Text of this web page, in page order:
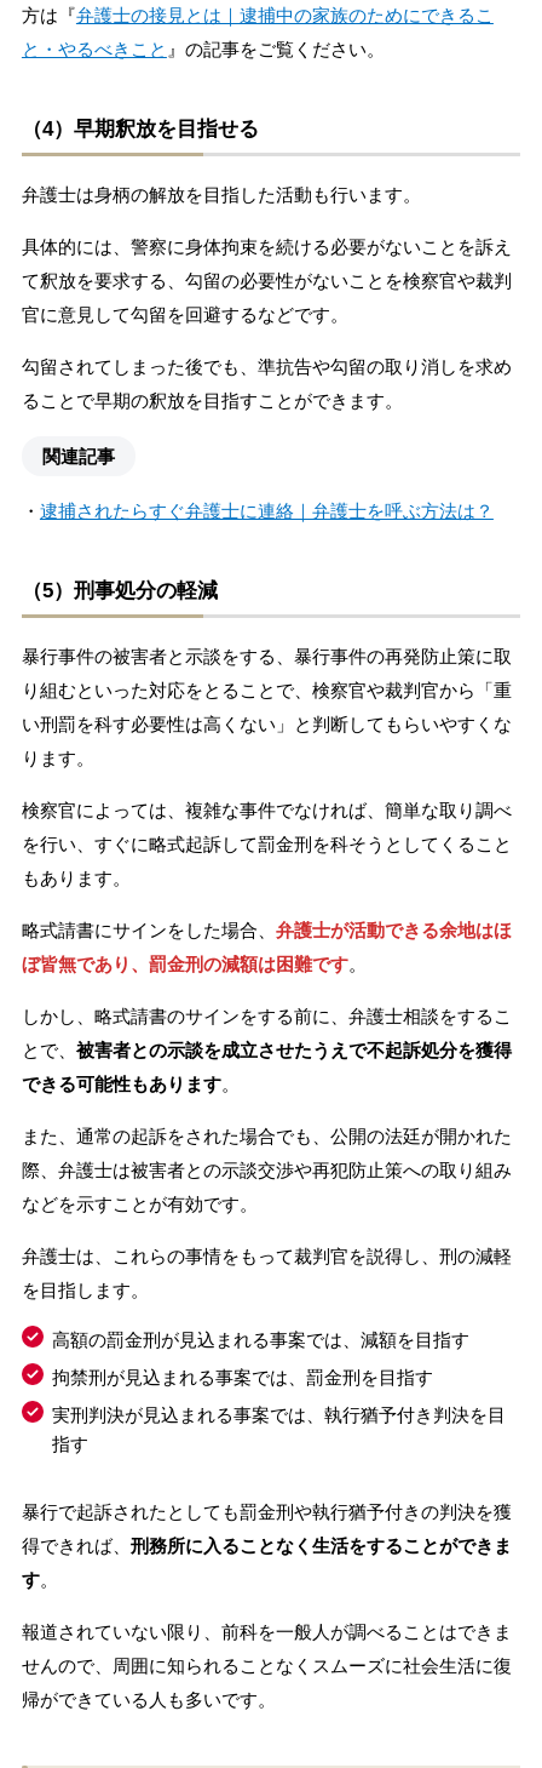
方は『弁護士の接見とは｜逮捕中の家族のためにできるこ
と・やるべきこと 』の記事をご覧ください。
（4）早期釈放を目指せる
弁護士は身柄の解放を目指した活動も行います。
具体的には、警察に身体拘束を続ける必要がないことを訴え
て釈放を要求する、勾留の必要性がないことを検察官や裁判
官に意見して勾留を回避するなどです。
勾留されてしまった後でも、準抗告や勾留の取り消しを求め
ることで早期の釈放を目指すことができます。
関連記事
・ 逮捕されたらすぐ弁護士に連絡｜弁護士を呼ぶ方法は？
（5）刑事処分の軽減
暴行事件の被害者と示談をする、暴行事件の再発防止策に取
り組むといった対応をとることで、検察官や裁判官から「重
い刑罰を科す必要性は高くない」と判断してもらいやすくな
ります。
検察官によっては、複雑な事件でなければ、簡単な取り調べ
を行い、すぐに略式起訴して罰金刑を科そうとしてくること
もあります。
略式請書にサインをした場合、 弁護士が活動できる余地はほ
ぼ皆無であり、罰金刑の減額は困難です。
しかし、略式請書のサインをする前に、弁護士相談をするこ
とで、 被害者との示談を成立させたうえで不起訴処分を獲得
できる可能性もあります。
また、通常の起訴をされた場合でも、公開の法廷が開かれた
際、弁護士は被害者との示談交渉や再犯防止策への取り組み
などを示すことが有効です。
弁護士は、これらの事情をもって裁判官を説得し、刑の減軽
を目指します。
高額の罰金刑が見込まれる事案では、減額を目指す
拘禁刑が見込まれる事案では、罰金刑を目指す
実刑判決が見込まれる事案では、執行猶予付き判決を目
指す
暴行で起訴されたとしても罰金刑や執行猶予付きの判決を獲
得できれば、 刑務所に入ることなく生活をすることができま
す。
報道されていない限り、前科を一般人が調べることはできま
せんので、周囲に知られることなくスムーズに社会生活に復
帰ができている人も多いです。